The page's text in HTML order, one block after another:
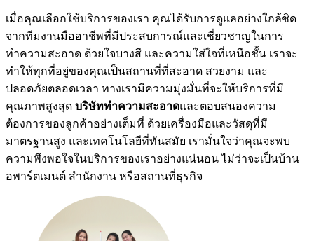
เมื่อคุณเลือกใช้บริการของเรา คุณได้รับการดูแลอย่างใกล้ชิด
จากทีมงานมืออาชีพที่มีประสบการณ์และเชี่ยวชาญในการ
ทำความสะอาด ด้วยใจบางสี และความใส่ใจที่เหนือชั้น เราจะ
ทำให้ทุกที่อยู่ของคุณเป็นสถานที่ที่สะอาด สวยงาม และ
ปลอดภัยตลอดเวลา ทางเรามีความมุ่งมั่นที่จะให้บริการที่มี
คุณภาพสูงสุด บริษัททำความสะอาดและตอบสนองความ
ต้องการของลูกค้าอย่างเต็มที่ ด้วยเครื่องมือและวัสดุที่มี
มาตรฐานสูง และเทคโนโลยีที่ทันสมัย เรามั่นใจว่าคุณจะพบ
ความพึงพอใจในบริการของเราอย่างแน่นอน ไม่ว่าจะเป็นบ้าน
อพาร์ตเมนต์ สำนักงาน หรือสถานที่ธุรกิจ